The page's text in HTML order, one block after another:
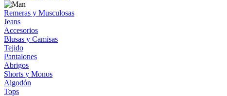
Remeras y Musculosas
Jeans
Accesorios
Blusas y Camisas
Tejido
Pantalones
Abrigos
Shorts y Monos
Algodón
Tops